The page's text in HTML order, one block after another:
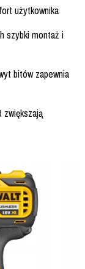
użytkownika
szybki montaż i
bitów zapewnia
zwiększają